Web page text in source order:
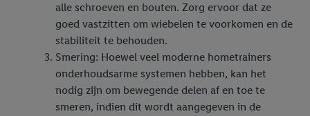
alle schroeven en bouten. Zorg ervoor dat ze
goed vastzitten om wiebelen te voorkomen en de
stabiliteit te behouden.
Smering: Hoewel veel moderne hometrainers
onderhoudsarme systemen hebben, kan het
nodig zijn om bewegende delen af en toe te
smeren, indien dit wordt aangegeven in de